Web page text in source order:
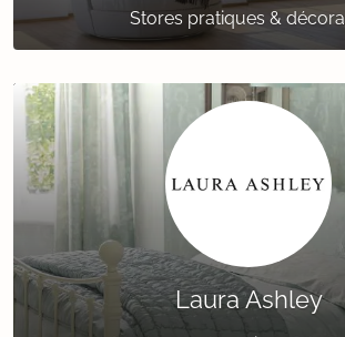
Stores pratiques &
Laura Ashley